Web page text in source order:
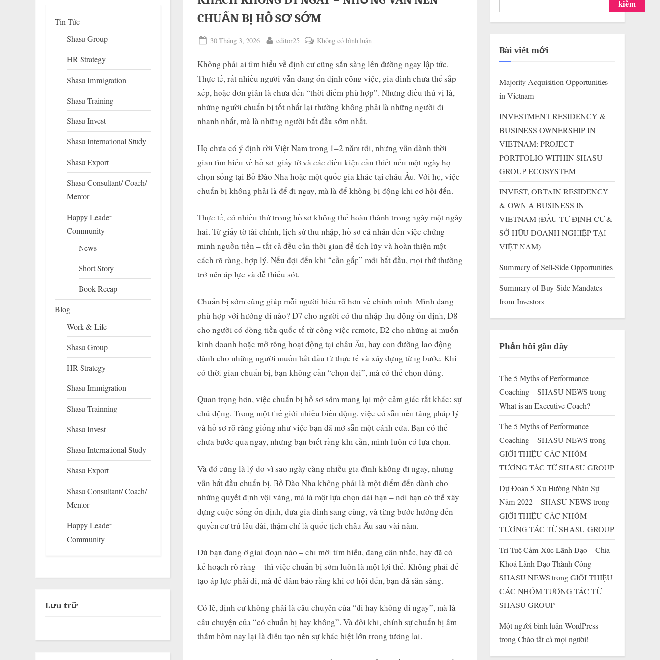
Toggle
menu
CHUẨN BỊ HỒ SƠ SỚM
Posted
30 Tháng 3, 2026 By
editor25 Không có bình luận
KHÔNG
ĐI
NGAY
CHUẨN
BỊ
HỒ
SƠ
Không phải ai tìm hiểu về định cư cũng sẵn sàng lên đường ngay lập tức.
Thực tế, rất nhiều người vẫn đang ổn định công việc, gia đình chưa thể sắp
xếp, hoặc đơn giản là chưa đến “thời điểm phù hợp”. Nhưng điều thú vị là,
những người chuẩn bị tốt nhất lại thường không phải là những người đi
nhanh nhất, mà là những người bắt đầu sớm nhất.
Họ chưa có ý định rời Việt Nam trong 1–2 năm tới, nhưng vẫn dành thời
gian tìm hiểu về hồ sơ, giấy tờ và các điều kiện cần thiết nếu một ngày họ
chọn sống tại Bồ Đào Nha hoặc một quốc gia khác tại châu Âu. Với họ, việc
chuẩn bị không phải là để đi ngay, mà là để không bị động khi cơ hội đến.
Thực tế, có nhiều thứ trong hồ sơ không thể hoàn thành trong ngày một ngày
hai. Từ giấy tờ tài chính, lịch sử thu nhập, hồ sơ cá nhân đến việc chứng
minh nguồn tiền – tất cả đều cần thời gian để tích lũy và hoàn thiện một
cách rõ ràng, hợp lý. Nếu đợi đến khi “cần gấp” mới bắt đầu, mọi thứ thường
trở nên áp lực và dễ thiếu sót.
Chuẩn bị sớm cũng giúp mỗi người hiểu rõ hơn về chính mình. Mình đang
phù hợp với hướng đi nào? D7 cho người có thu nhập thụ động ổn định, D8
cho người có dòng tiền quốc tế từ công việc remote, D2 cho những ai muốn
kinh doanh hoặc mở rộng hoạt động tại châu Âu, hay con đường lao động
dành cho những người muốn bắt đầu từ thực tế và xây dựng từng bước. Khi
có thời gian chuẩn bị, bạn không cần “chọn đại”, mà có thể chọn đúng.
Quan trọng hơn, việc chuẩn bị hồ sơ sớm mang lại một cảm giác rất khác: sự
chủ động. Trong một thế giới nhiều biến động, việc có sẵn nền tảng pháp lý
và hồ sơ rõ ràng giống như việc bạn đã mở sẵn một cánh cửa. Bạn có thể
chưa bước qua ngay, nhưng bạn biết rằng khi cần, mình luôn có lựa chọn.
Và đó cũng là lý do vì sao ngày càng nhiều gia đình không đi ngay, nhưng
vẫn bắt đầu chuẩn bị. Bồ Đào Nha không phải là một điểm đến dành cho
những quyết định vội vàng, mà là một lựa chọn dài hạn – nơi bạn có thể xây
dựng cuộc sống ổn định, đưa gia đình sang cùng, và từng bước hướng đến
quyền cư trú lâu dài, thậm chí là quốc tịch châu Âu sau vài năm.
Dù bạn đang ở giai đoạn nào – chỉ mới tìm hiểu, đang cân nhắc, hay đã có
kế hoạch rõ ràng – thì việc chuẩn bị sớm luôn là một lợi thế. Không phải để
tạo áp lực phải đi, mà để đảm bảo rằng khi cơ hội đến, bạn đã sẵn sàng.
Có lẽ, định cư không phải là câu chuyện của “đi hay không đi ngay”, mà là
câu chuyện của “có chuẩn bị hay không”. Và đôi khi, chính sự chuẩn bị âm
thầm hôm nay lại là điều tạo nên sự khác biệt lớn trong tương lai.
Tin Tức
Shasu Group
HR Strategy
Shasu Immigration
Shasu Training
Shasu Invest
Shasu International Study
Shasu Export
Shasu Consultant/ Coach/
Mentor
Happy Leader
Community
News
Short Story
Book Recap
Blog
Work & Life
Shasu Group
HR Strategy
Shasu Immigration
Shasu Trainning
Shasu Invest
Shasu International Study
Shasu Export
Shasu Consultant/ Coach/
Mentor
Happy Leader
Community
Lưu trữ
kiếm
Bài viết mới
Majority Acquisition Opportunities
in Vietnam
INVESTMENT RESIDENCY &
BUSINESS OWNERSHIP IN
VIETNAM: PROJECT
PORTFOLIO WITHIN SHASU
GROUP ECOSYSTEM
INVEST, OBTAIN RESIDENCY
& OWN A BUSINESS IN
VIETNAM (ĐẦU TƯ ĐỊNH CƯ &
SỞ HỮU DOANH NGHIỆP TẠI
VIỆT NAM)
Summary of Sell-Side Opportunities
Summary of Buy-Side Mandates
from Investors
Phản hồi gần đây
The 5 Myths of Performance
Coaching – SHASU NEWS trong
What is an Executive Coach?
The 5 Myths of Performance
Coaching – SHASU NEWS trong
GIỚI THIỆU CÁC NHÓM
TƯƠNG TÁC TỪ SHASU GROUP
Dự Đoán 5 Xu Hướng Nhân Sự
Năm 2022 – SHASU NEWS trong
GIỚI THIỆU CÁC NHÓM
TƯƠNG TÁC TỪ SHASU GROUP
Trí Tuệ Cảm Xúc Lãnh Đạo – Chìa
Khoá Lãnh Đạo Thành Công –
SHASU NEWS trongGIỚI THIỆU
CÁC NHÓM TƯƠNG TÁC TỪ
SHASU GROUP
Một người bình luận WordPress
trongChào tất cả mọi người!